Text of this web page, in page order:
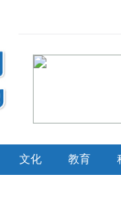
文化 教育